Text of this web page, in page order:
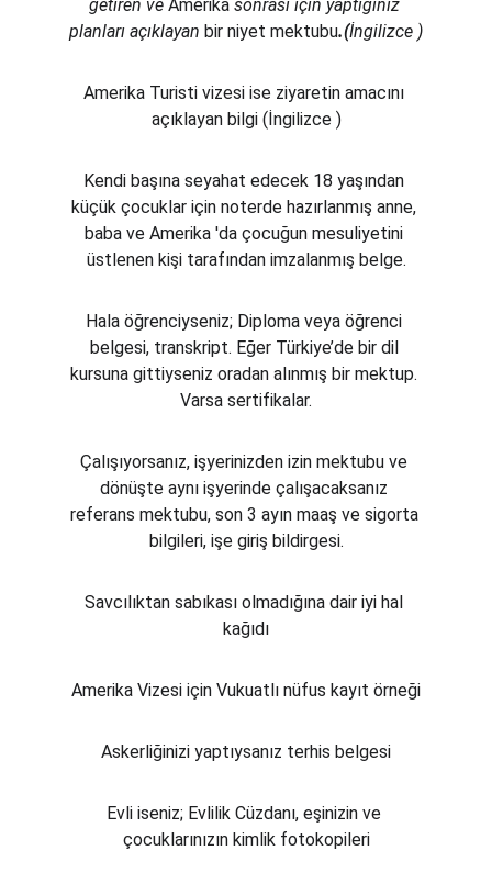
getiren ve Amerika sonrası için yaptığınız
planları açıklayan bir niyet mektubu.(İngilizce )
Amerika Turisti vizesi ise ziyaretin amacını
açıklayan bilgi (İngilizce )
Kendi başına seyahat edecek 18 yaşından
küçük çocuklar için noterde hazırlanmış anne,
baba ve Amerika 'da çocuğun mesuliyetini
üstlenen kişi tarafından imzalanmış belge.
Hala öğrenciyseniz; Diploma veya öğrenci
belgesi, transkript. Eğer Türkiye’de bir dil
kursuna gittiyseniz oradan alınmış bir mektup.
Varsa sertifikalar.
Çalışıyorsanız, işyerinizden izin mektubu ve
dönüşte aynı işyerinde çalışacaksanız
referans mektubu, son 3 ayın maaş ve sigorta
bilgileri, işe giriş bildirgesi.
Savcılıktan sabıkası olmadığına dair iyi hal
kağıdı
Amerika Vizesi için Vukuatlı nüfus kayıt örneği
Askerliğinizi yaptıysanız terhis belgesi
Evli iseniz; Evlilik Cüzdanı, eşinizin ve
çocuklarınızın kimlik fotokopileri